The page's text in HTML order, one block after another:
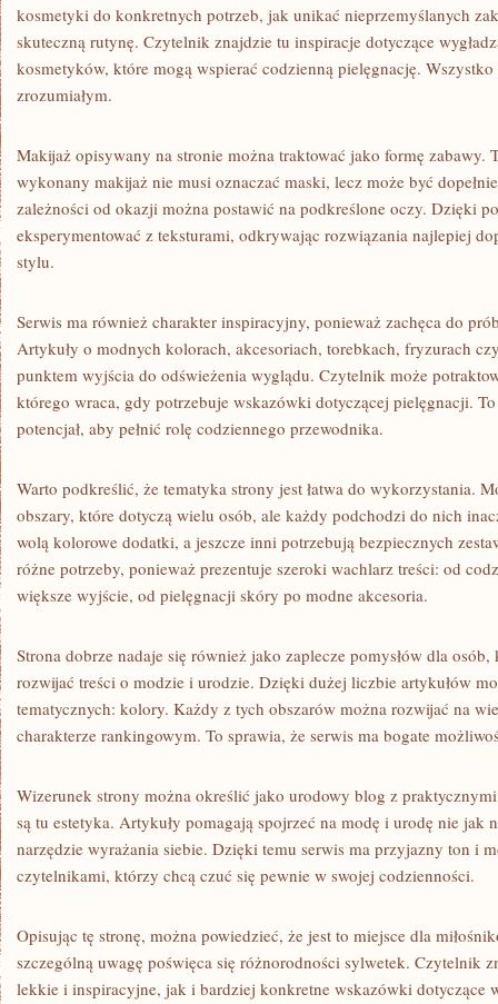
kosmetyki do konkretnych potrzeb, jak unikać nieprzemyślanych
skuteczną rutynę. Czytelnik znajdzie tu inspiracje dotyczące
kosmetyków, które mogą wspierać codzienną pielęgnację.
zrozumiałym.
Makijaż opisywany na stronie można traktować jako formę zabawy.
wykonany makijaż nie musi oznaczać maski, lecz może być
zależności od okazji można postawić na podkreślone oczy. Dzięki
eksperymentować z teksturami, odkrywając rozwiązania najlepiej
stylu.
Serwis ma również charakter inspiracyjny, ponieważ zachęca do
Artykuły o modnych kolorach, akcesoriach, torebkach, fryzurach
punktem wyjścia do odświeżenia wyglądu. Czytelnik może
którego wraca, gdy potrzebuje wskazówki dotyczącej pielęgnacji.
potencjał, aby pełnić rolę codziennego przewodnika.
Warto podkreślić, że tematyka strony jest łatwa do wykorzystania.
obszary, które dotyczą wielu osób, ale każdy podchodzi do nich
wolą kolorowe dodatki, a jeszcze inni potrzebują bezpiecznych
różne potrzeby, ponieważ prezentuje szeroki wachlarz treści: od
większe wyjście, od pielęgnacji skóry po modne akcesoria.
Strona dobrze nadaje się również jako zaplecze pomysłów dla
rozwijać treści o modzie i urodzie. Dzięki dużej liczbie artykułów
tematycznych: kolory. Każdy z tych obszarów można rozwijać na
charakterze rankingowym. To sprawia, że serwis ma bogate
Wizerunek strony można określić jako urodowy blog z
są tu estetyka. Artykuły pomagają spojrzeć na modę i urodę nie jak
narzędzie wyrażania siebie. Dzięki temu serwis ma przyjazny ton i
czytelnikami, którzy chcą czuć się pewnie w swojej codzienności.
Opisując tę stronę, można powiedzieć, że jest to miejsce dla
szczególną uwagę poświęca się różnorodności sylwetek. Czytelnik
lekkie i inspiracyjne, jak i bardziej konkretne wskazówki dotyczące